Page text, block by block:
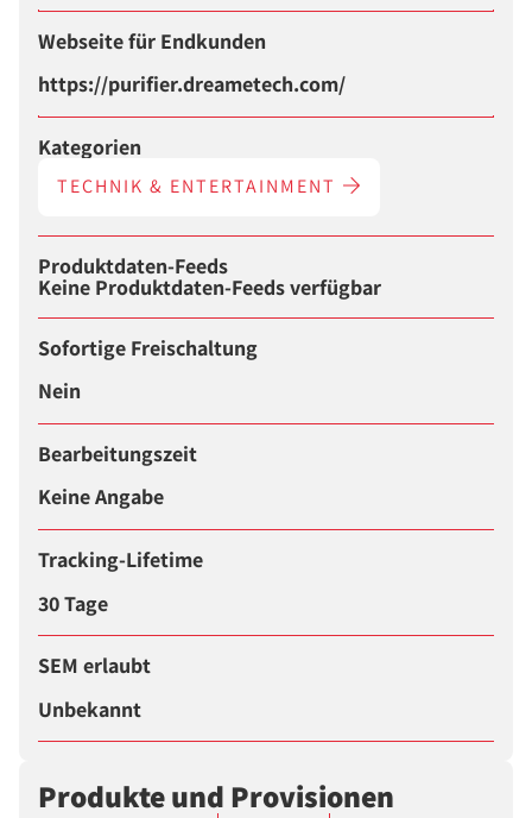
Webseite für Endkunden
https://purifier.dreametech.com/
Kategorien
TECHNIK & ENTERTAINMENT
Produktdaten-Feeds
Keine Produktdaten-Feeds verfügbar
Sofortige Freischaltung
Nein
Bearbeitungszeit
Keine Angabe
Tracking-Lifetime
30 Tage
SEM erlaubt
Unbekannt
Produkte und Provisionen